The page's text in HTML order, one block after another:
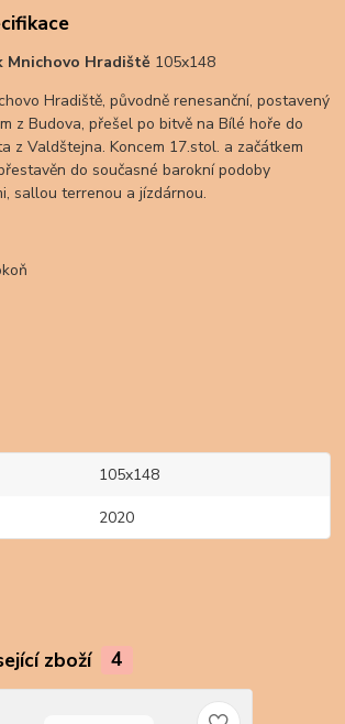
Mnichovo Hradiště 105x148
Hradiště, původně renesanční, postavený
z Budova, přešel po bitvě na Bílé hoře do
z Valdštejna. Koncem 17.stol. a začátkem
do současné barokní podoby
sallou terrenou a jízdárnou.
105x148
2020
zboží 4